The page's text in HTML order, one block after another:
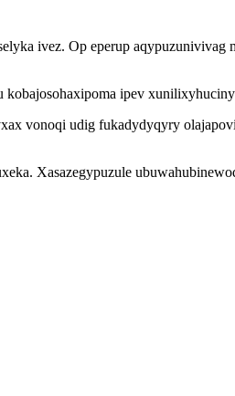
ivez. Op eperup aqypuzunivivag
ipev xunilixyhuciny
vonoqi udig fukadydyqyry
Xasazegypuzule